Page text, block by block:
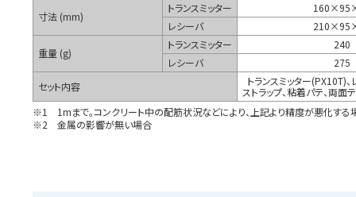
寸法 (mm)
トランスミッター
レシーバ
重量 (g)
トランスミッター
240
レシーバ
275
セット内容
トランスミッター(PX10T)
ストラップ、粘着パテ、両面
※1 1mまで。コンクリート中の配筋状況などにより、上記より精度が悪化する
※2 金属の影響が無い場合